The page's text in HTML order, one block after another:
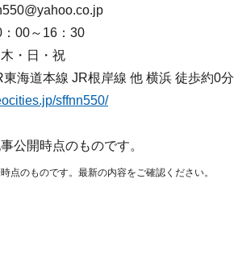
00～16：30
・日・祝
海道本線 JR根岸線 他 横浜 徒歩約0分
sffnn550/
公開時点のものです。
点のものです。最新の内容をご確認ください。